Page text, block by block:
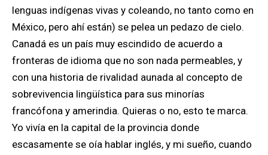
lenguas indígenas vivas y coleando, no tanto como en
México, pero ahí están) se pelea un pedazo de cielo.
Canadá es un país muy escindido de acuerdo a
fronteras de idioma que no son nada permeables, y
con una historia de rivalidad aunada al concepto de
sobrevivencia lingüística para sus minorías
francófona y amerindia. Quieras o no, esto te marca.
Yo vivía en la capital de la provincia donde
escasamente se oía hablar inglés, y mi sueño, cuando